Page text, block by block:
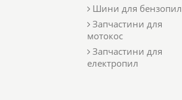
Шини для бензопил
Запчастини для
мотокос
Запчастини для
електропил